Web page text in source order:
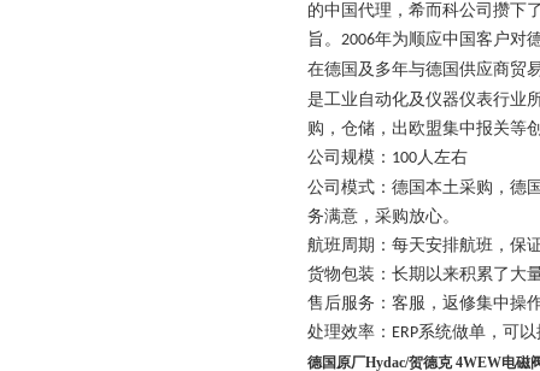
的中国代理，希而科公司攒下
旨。 2006年为顺应中国客户对
在德国及多年与德国供应商贸
是工业自动化及仪器仪表行业
购，仓储，出欧盟集中报关等
公司规模： 100人左右
公司模式：德国本土采购，德
务满意，采购放心。
航班周期：每天安排航班，保
货物包装：长期以来积累了大
售后服务：客服，返修集中操
处理效率： ERP系统做单，可
德国原厂Hydac/贺德克 4WEW电磁